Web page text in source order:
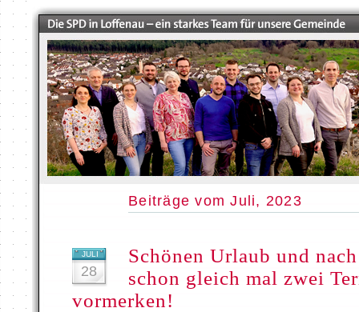
Beiträge vom Juli, 2023
JULI
28
Schönen Urlaub und
schon gleich mal zwei
vormerken!